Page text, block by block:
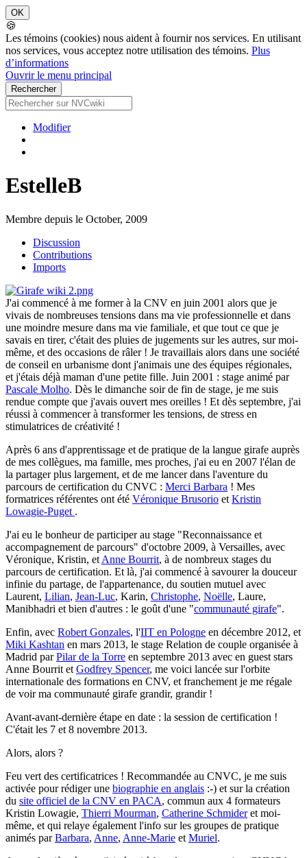
🍪
Les témoins (cookies) nous aident à fournir nos services. En utilisant
nos services, vous acceptez notre utilisation des témoins. Plus
d’informations
Ouvrir le menu principal
Modifier
EstelleB
Membre depuis le October, 2009
Discussion
Contributions
Imports
J'ai commencé à me former à la CNV en juin 2001 alors que je
vivais de nombreuses tensions dans ma vie professionnelle et dans
une moindre mesure dans ma vie familiale, et que tout ce que je
savais en tirer, c'était des pluies de jugements sur les autres, sur moi-
même, et des occasions de râler ! Je travaillais alors dans une société
de conseil en urbanisme dont j'animais une des équipes régionales,
et j'étais déjà maman d'une petite fille. Juin 2001 : stage animé par
Pascale Molho. Dès le dimanche soir de fin de stage, je me suis
rendue compte que j'avais ouvert mes oreilles ! Et dès septembre, j'ai
réussi à commencer à transformer les tensions, de stress en
stimulatrices de créativité !
Après 6 ans d'apprentissage et de pratique de la langue girafe auprès
de mes collègues, ma famille, mes proches, j'ai eu en 2007 l'élan de
la partager plus largement, et de me lancer dans l'aventure du
parcours de certification du CNVC : Merci Barbara ! Mes
formatrices référentes ont été Véronique Brusorio et Kristin
Lowagie-Puget .
J'ai eu le bonheur de participer au stage "Reconnaissance et
accompagnement de parcours" d'octobre 2009, à Versailles, avec
Véronique, Kristin, et Anne Bourrit, à de nombreux stages du
parcours de certification. Et là, j'ai commencé à savourer la douceur
infinie du partage, de l'appartenance, du soutien mutuel avec
Laurent, Lilian, Jean-Luc, Karin, Christophe, Noëlle, Laure,
Manibhadri et bien d'autres : le goût d'une "communauté girafe".
Enfin, avec Robert Gonzales, l'IIT en Pologne en décembre 2012, et
Miki Kashtan en mars 2013, le stage Relation de couple organisée à
Madrid parPilar de la Torre en septembre 2013 avec en guest stars
Anne Bourrit et Godfrey Spencer, me voici lancée sur l'orbite
internationale des formations en CNV, et franchement je me régale
de voir ma communauté girafe grandir, grandir !
Avant-avant-dernière étape en date : la session de certification !
C'était les 7 et 8 novembre 2013.
Alors, alors ?
Feu vert des certificatrices ! Recommandée au CNVC, je me suis
activée pour rédiger une biographie en anglais :-) et sur la création
du site officiel de la CNV en PACA, commun aux 4 formateurs
Kristin Lowagie, Thierri Mourman, Catherine Schmideret moi-
même, et qui relaye également l'info sur les groupes de pratique
animés parBarbara, Anne, Anne-Marie et Muriel.